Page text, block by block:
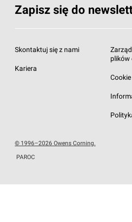
Zapisz się do
Skontaktuj się z nami
Kariera
plików
Cookie
© 1996–2026 Owens Corning.
PAROC